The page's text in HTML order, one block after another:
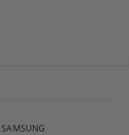
SAMSUNG